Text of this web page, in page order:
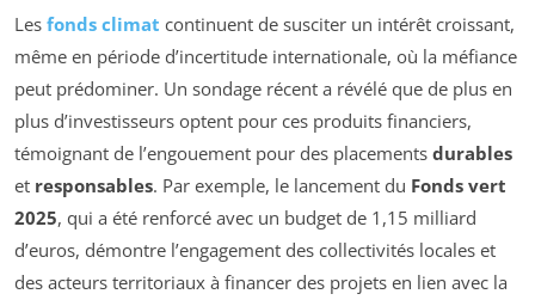
Les fonds climat continuent de susciter un intérêt croissant,
même en période d’incertitude internationale, où la méfiance
peut prédominer. Un sondage récent a révélé que de plus en
plus d’investisseurs optent pour ces produits financiers,
témoignant de l’engouement pour des placements durables
et responsables. Par exemple, le lancement du Fonds vert
2025, qui a été renforcé avec un budget de 1,15 milliard
d’euros, démontre l’engagement des collectivités locales et
des acteurs territoriaux à financer des projets en lien avec la